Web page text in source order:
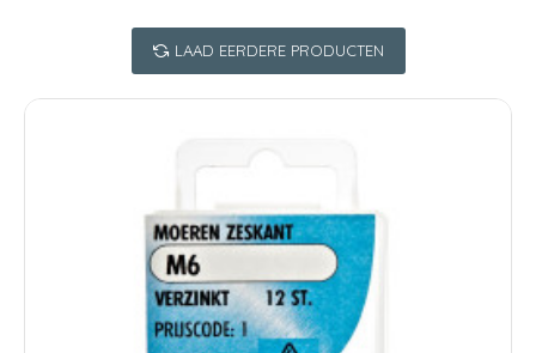
LAAD EERDERE PRODUCTEN